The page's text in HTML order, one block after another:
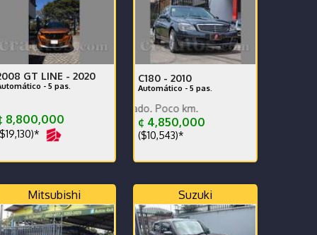
financiamiento total.
GT LINE - 2020
- 5 pas.
8,800,000
C180 - 2010
Automático - 5 pas.
¢ 4,850,000
($10,543)*
Mitsubishi Suzuki